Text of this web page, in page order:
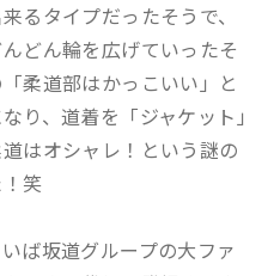
るタイプだったそうで、
どん輪を広げていったそ
柔道部はかっこいい」と
り、道着を「ジャケット」
はオシャレ！という謎の
笑
ば坂道グループの大ファ